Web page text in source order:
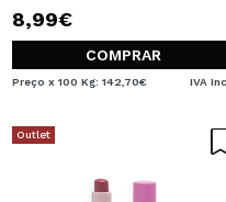
8,99€
COMPRAR
Preço x 100 Kg: 142,70€ IVA
Outlet